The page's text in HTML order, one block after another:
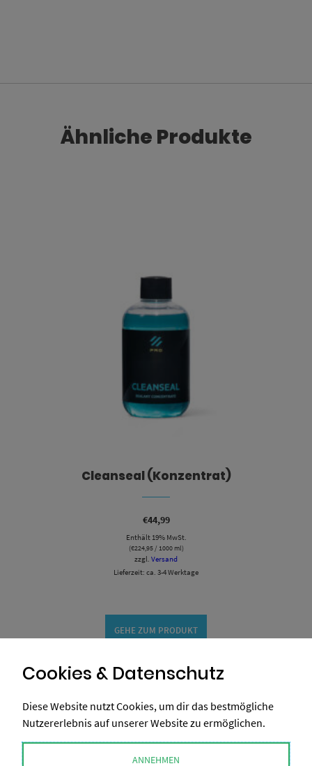
Ähnliche Produkte
Cleanseal (Konzentrat)
€44,99
Enthält 19% MwSt.
(€224,95/ 1000 ml)
zzgl.Versand
Lieferzeit: ca. 3-4 Werktage
GEHE ZUM PRODUKT
Cookies & Datenschutz
Diese Website nutzt Cookies, um dir das bestmögliche
Nutzererlebnis auf unserer Website zu ermöglichen.
ANNEHMEN